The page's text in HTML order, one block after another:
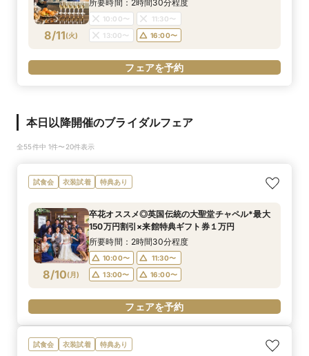
8/11(火)
所要時間：2時間30分程度
10:00〜
11:30〜
13:00〜
16:00〜
フェアを予約
本日以降開催のブライダルフェア
全55件中 1件〜20件表示
試食会 衣装試着 特典あり
8/10(月)
卒花オススメ◎英国伝統の大聖堂チャペル*最大
150万円割引×来館特典ギフト券１万円
所要時間：2時間30分程度
10:00〜
11:30〜
13:00〜
16:00〜
フェアを予約
試食会 衣装試着 特典あり